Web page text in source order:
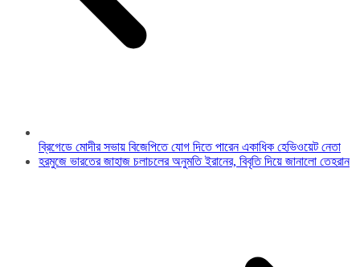
ব্রিগেডে মোদীর সভায় বিজেপিতে যোগ দিতে পারেন একাধিক হেভিওয়েট নেতা
হরমুজে ভারতের জাহাজ চলাচলের অনুমতি ইরানের, বিবৃতি দিয়ে জানালো তেহরান